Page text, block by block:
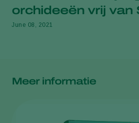
orchideeën vrij van
June 08, 2021
Meer informatie